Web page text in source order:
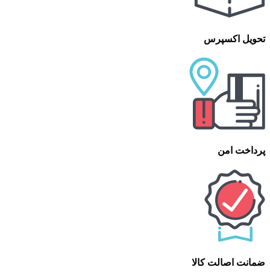
تحویل اکسپرس
پرداخت امن
ضمانت اصالت کالا